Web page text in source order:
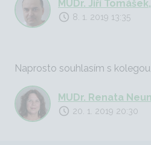
MUDr. Jiří
8. 1. 2019 13:35
Naprosto souhlasím s
MUDr. Renata
20. 1. 2019 20:30